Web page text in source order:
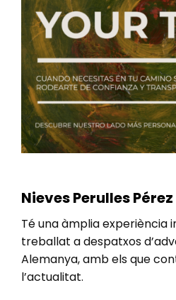
Nieves Perulles Pérez
Té una àmplia experiència
treballat a despatxos
Alemanya, amb els que
l’actualitat.